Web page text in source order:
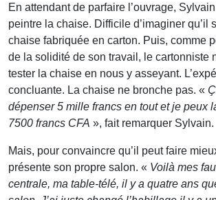
En attendant de parfaire l’ouvrage,
peintre la chaise. Difficile d’imaginer qu’il
chaise fabriquée en carton. Puis, comme
de la solidité de son travail, le cartonniste
tester la chaise en nous y asseyant.
concluante. La chaise ne bronche pas. «
dépenser 5 mille francs en tout et je peux
7500 francs CFA », fait remarquer Sylvain.
Mais, pour convaincre qu’il peut faire
présente son propre salon. « Voilà mes
centrale, ma table-télé, il y a quatre ans